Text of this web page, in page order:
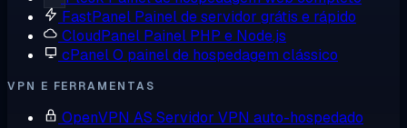
FastPanel Painel de servidor grátis e rápido
CloudPanel Painel PHP e Node.js
cPanelO painel de hospedagem clássico
VPN E FERRAMENTAS
OpenVPN AS Servidor VPN auto-hospedado